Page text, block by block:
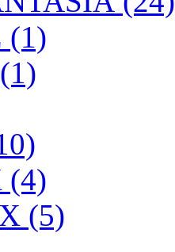
(1)
(4)
(5)